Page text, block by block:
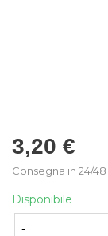
3,20 €
Consegna in 24/
Disponibile
-